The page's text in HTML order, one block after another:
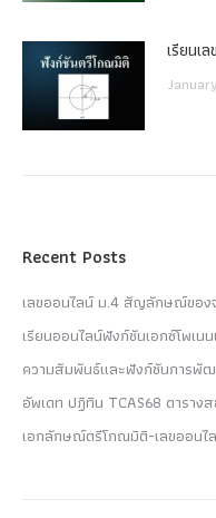
เรียนเ
Recent Posts
เลขออนไลน์ ม.4 สัญลักษณ์ของ
เรียนออนไลน์ฟังก์ชันเอกซ์โพเน
ความสัมพันธ์และฟังก์ชันการพั
อัพเดท ปฏิทิน TCAS68 ตารา
เอกลักษณ์ตรีโกณมิติ-เลขออนไ